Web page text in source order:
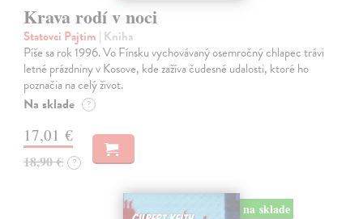
Krava rodí v noci
Statovci Pajtim | Kniha
Píše sa rok 1996. Vo Fínsku vychovávaný osemročný chlapec trávi
letné prázdniny v Kosove, kde zažíva čudesné udalosti, ktoré ho
poznačia na celý život.
Na sklade ?
17,01 €
18,90 € ?
na sklade